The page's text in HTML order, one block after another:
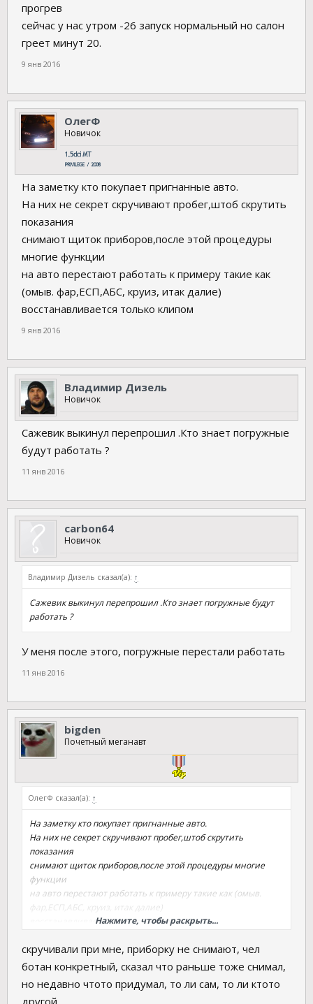
прогрев
сейчас у нас утром -26 запуск нормальный но салон
греет минут 20.
9 янв 2016
ОлегФ
Новичок
На заметку кто покупает пригнанные авто.
На них не секрет скручивают пробег,штоб скрутить
показания
снимают щиток приборов,после этой процедуры
многие функции
на авто перестают работать к примеру такие как
(омыв. фар,ЕСП,АБС, круиз, итак далие)
восстанавливается только клипом
9 янв 2016
Владимир Дизель
Новичок
Сажевик выкинул перепрошил .Кто знает погружные
будут работать ?
11 янв 2016
carbon64
Новичок
Владимир Дизель сказал(а): ↑
Сажевик выкинул перепрошил .Кто знает погружные будут
работать ?
У меня после этого, погружные перестали работать
11 янв 2016
bigden
Почетный меганавт
ОлегФ сказал(а): ↑
На заметку кто покупает пригнанные авто.
На них не секрет скручивают пробег,штоб скрутить
показания
снимают щиток приборов,после этой процедуры многие
функции
на авто перестают работать к примеру такие как (омыв.
фар,ЕСП,АБС, круиз, итак далие)
восстанавливается только клипом
Нажмите, чтобы раскрыть...
скручивали при мне, приборку не снимают, чел
ботан конкретный, сказал что раньше тоже снимал,
но недавно чтото придумал, то ли сам, то ли ктото
другой